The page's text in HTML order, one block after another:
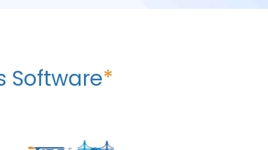
Software*